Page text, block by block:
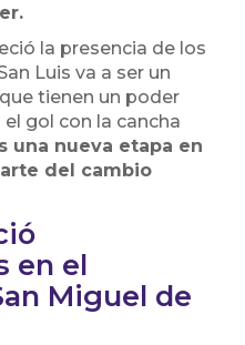
la presencia de los
Luis va a ser un
tienen un poder
gol con la cancha
una nueva etapa en
del cambio
en el
Miguel de